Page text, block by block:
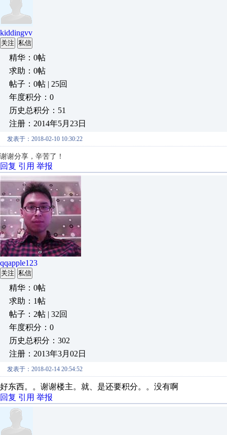
kiddingvv
关注 私信
精华：0帖
求助：0帖
帖子：0帖 | 25回
年度积分：0
历史总积分：51
注册：2014年5月23日
发表于：2018-02-10 10:30:22
谢谢分享，辛苦了！
回复 引用 举报
qqapple123
关注 私信
精华：0帖
求助：1帖
帖子：2帖 | 32回
年度积分：0
历史总积分：302
注册：2013年3月02日
发表于：2018-02-14 20:54:52
好东西。。谢谢楼主。就、是还要积分。。没有啊
回复 引用 举报